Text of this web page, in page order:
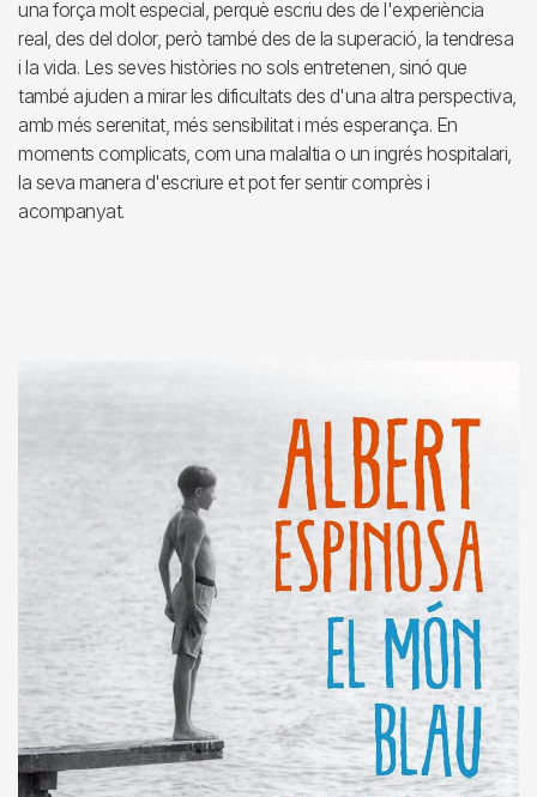
una força molt especial, perquè escriu des de l'experiència
real, des del dolor, però també des de la superació, la tendresa
i la vida. Les seves històries no sols entretenen, sinó que
també ajuden a mirar les dificultats des d'una altra perspectiva,
amb més serenitat, més sensibilitat i més esperança. En
moments complicats, com una malaltia o un ingrés hospitalari,
la seva manera d'escriure et pot fer sentir comprès i
acompanyat.